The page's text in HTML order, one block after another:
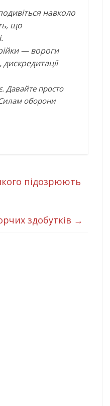
навколо
що
— вороги
Давайте просто
оборони
підозрюють
здобутків →